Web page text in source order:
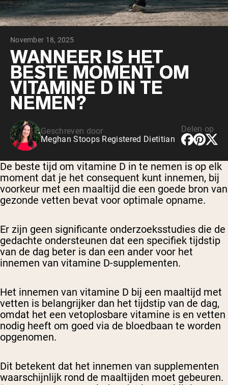
Shop All Protein Powders
VEGAN PROTEIN
Erwteneiwit
Shop All Vegan Protein
November 18, 2025
WANNEER IS HET
BESTE MOMENT OM
VITAMINE D IN TE
NEMEN?
Geschreven door
Meghan Stoops Registered Dietitian
Delen op
De beste tijd om vitamine D in te nemen is op elk
moment dat je het consequent kunt innemen, bij
voorkeur met een maaltijd die een goede bron van
gezonde vetten bevat voor optimale opname.
Er zijn geen significante onderzoeksstudies die de
gedachte ondersteunen dat een specifiek tijdstip
van de dag beter is dan een ander voor het
innemen van vitamine D-supplementen.
Het innemen van vitamine D bij een maaltijd met
vetten is belangrijker dan het tijdstip van de dag,
omdat het een vetoplosbare vitamine is en vetten
nodig heeft om goed via de bloedbaan te worden
opgenomen.
Dit betekent dat het innemen van supplementen
waarschijnlijk rond de maaltijden moet gebeuren.